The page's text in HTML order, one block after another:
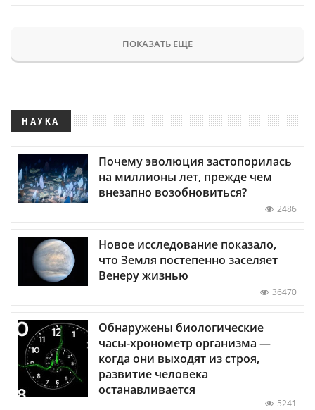
ПОКАЗАТЬ ЕЩЕ
НАУКА
Почему эволюция застопорилась
на миллионы лет, прежде чем
внезапно возобновиться?
2486
Новое исследование показало,
что Земля постепенно заселяет
Венеру жизнью
36470
Обнаружены биологические
часы-хронометр организма —
когда они выходят из строя,
развитие человека
останавливается
5241